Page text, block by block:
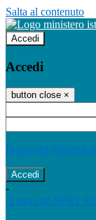
Salta al contenuto
Accedi
Accedi
button close ×
Password
-
Entra con SPID